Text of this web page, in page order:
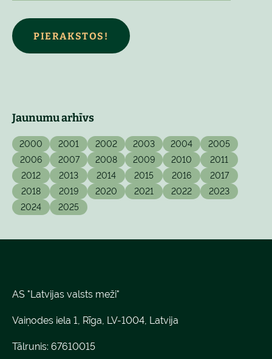
PIERAKSTOS!
Jaunumu arhīvs
2000 2001 2002 2003 2004
2005
2006
2007 2008 2009 2010
2011
2012
2013 2014 2015 2016
2017
2018
2019 2020 2021 2022
2023
2024
2025
AS "Latvijas valsts meži"
Vaiņodes iela 1, Rīga, LV-1004, Latvija
Tālrunis: 67610015